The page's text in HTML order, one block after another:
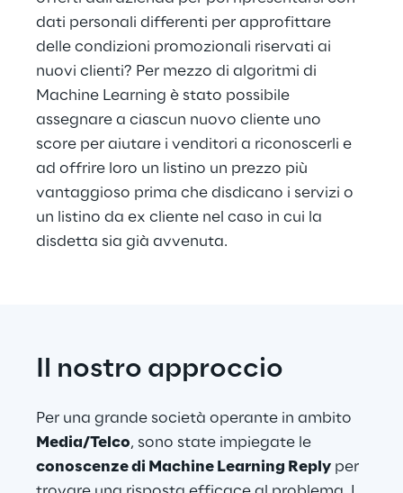
dati personali differenti per approfittare
delle condizioni promozionali riservati ai
nuovi clienti? Per mezzo di algoritmi di
Machine Learning è stato possibile
assegnare a ciascun nuovo cliente uno
score per aiutare i venditori a riconoscerli e
ad offrire loro un listino un prezzo più
vantaggioso prima che disdicano i servizi o
un listino da ex cliente nel caso in cui la
disdetta sia già avvenuta.
Il nostro approccio
Per una grande società operante in ambito
Media/Telco, sono state impiegate le
conoscenze di Machine Learning Reply per